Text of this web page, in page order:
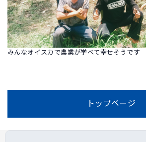
みんなオイスカで農業が学べて幸せそうです
トップページ